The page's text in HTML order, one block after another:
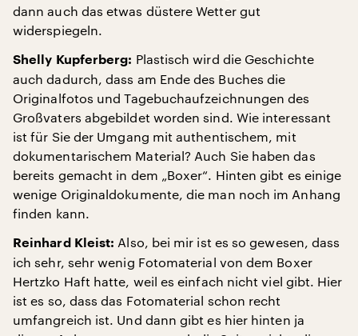
dann auch das etwas düstere Wetter gut
widerspiegeln.
Shelly Kupferberg: Plastisch wird die Geschichte
auch dadurch, dass am Ende des Buches die
Originalfotos und Tagebuchaufzeichnungen des
Großvaters abgebildet worden sind. Wie interessant
ist für Sie der Umgang mit authentischem, mit
dokumentarischem Material? Auch Sie haben das
bereits gemacht in dem „Boxer“. Hinten gibt es einige
wenige Originaldokumente, die man noch im Anhang
finden kann.
Reinhard Kleist: Also, bei mir ist es so gewesen, dass
ich sehr, sehr wenig Fotomaterial von dem Boxer
Hertzko Haft hatte, weil es einfach nicht viel gibt. Hier
ist es so, dass das Fotomaterial schon recht
umfangreich ist. Und dann gibt es hier hinten ja